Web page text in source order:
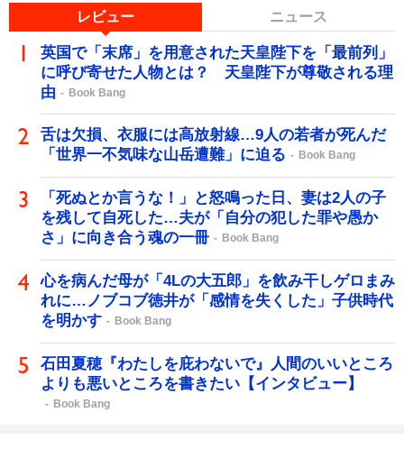
レビュー ニュース
英国で「末席」を用意された天皇陛下を「最前列」
に呼び寄せた人物とは？ 天皇陛下が尊敬される理
由
Book Bang
舌は欠損、衣服には高放射線…9人の若者が死んだ
「世界一不気味な山岳遭難」に迫る
Book Bang
「死ぬとか言うな！」と怒鳴った日、妻は2人の子
を残して自死した…夫が「自分の犯した罪や愚か
さ」に向き合う魂の一冊
Book Bang
心を病んだ母が「4Lの大五郎」を飲み干しゲロまみ
れに…ノブコブ徳井が「感情を失くした」子供時代
を明かす
Book Bang
石田夏穂『わたしを庇わないで』人間のいいところ
よりも悪いところを書きたい【インタビュー】
Book Bang